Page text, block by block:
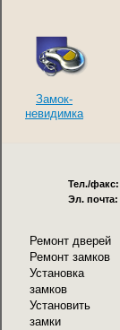
Замок-
невидимка
Тел./факс:
Эл. почта:
Ремонт дверей
Ремонт замков
Установка
замков
Установить
замки